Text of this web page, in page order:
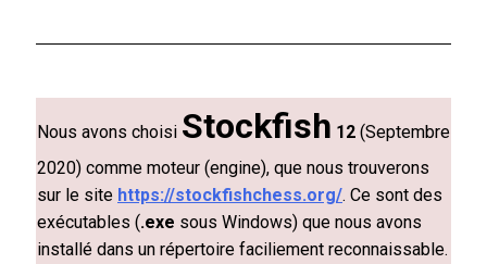
Nous avons choisi Stockfish 12 (Septembre
2020) comme moteur (engine), que nous trouverons
sur le site https://stockfishchess.org/. Ce sont des
exécutables (.exe sous Windows) que nous avons
installé dans un répertoire faciliement reconnaissable.